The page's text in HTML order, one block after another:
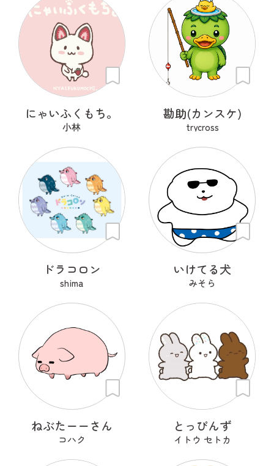
にゃいふくもち。
小林
勘助(カンスケ)
trycross
ドラコロン
shima
いけてる犬
みそら
ねぶたーーさん
コハク
とっぴんず
イトウ セトカ